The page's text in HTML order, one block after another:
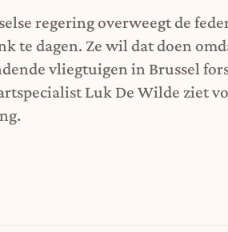
regering overweegt de
te dagen. Ze wil dat doen
vliegtuigen in Brussel
Luk De Wilde ziet